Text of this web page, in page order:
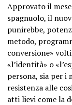
Approvato il
spagnuolo, il
punirebbe,
metodo,
conversione»
«l’identità» o
persona, sia per i
resistenza alle
atti lievi come la